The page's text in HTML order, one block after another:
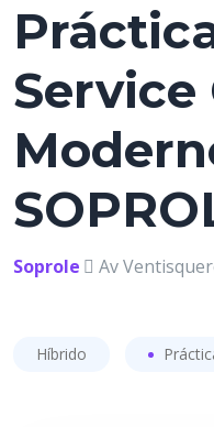
Service
Soprole Av
Híbrido